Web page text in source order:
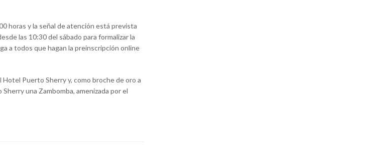
horas y la señal de atención está prevista
las 10:30 del sábado para formalizar la
a todos que hagan la preinscripción online
Puerto Sherry y, como broche de oro a
una Zambomba, amenizada por el